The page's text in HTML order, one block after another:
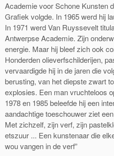
Academie voor Schone Kunsten
Grafiek volgde. In 1965 werd hij
In 1971 werd Van Ruyssevelt
Antwerpse Academie. Zijn
energie. Maar hij bleef zich ook
Honderden olieverfschilderijen,
vervaardigde hij in de jaren die
berusting, van het diepste zwart
explosies. Een man vruchteloos
1978 en 1985 beleefde hij een
aandachtige toeschouwer ziet
Met zichzelf, zijn verf, zijn
etszuur ... Een kunstenaar die
wou vangen in de verf”